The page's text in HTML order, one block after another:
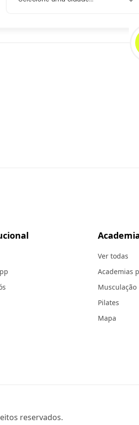
Ver todas
Academias
Musculação
Pilates
Mapa
reservados.